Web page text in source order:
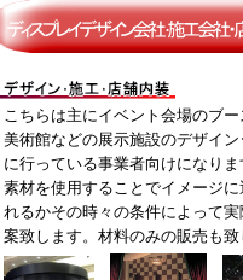
こちらは主にイベント会場のブー
美術館などの展示施設のデザイ
に行っている事業者向けになり
素材を使用することでイメージ
れるかその時々の条件によって
案致します。材料のみの販売も致